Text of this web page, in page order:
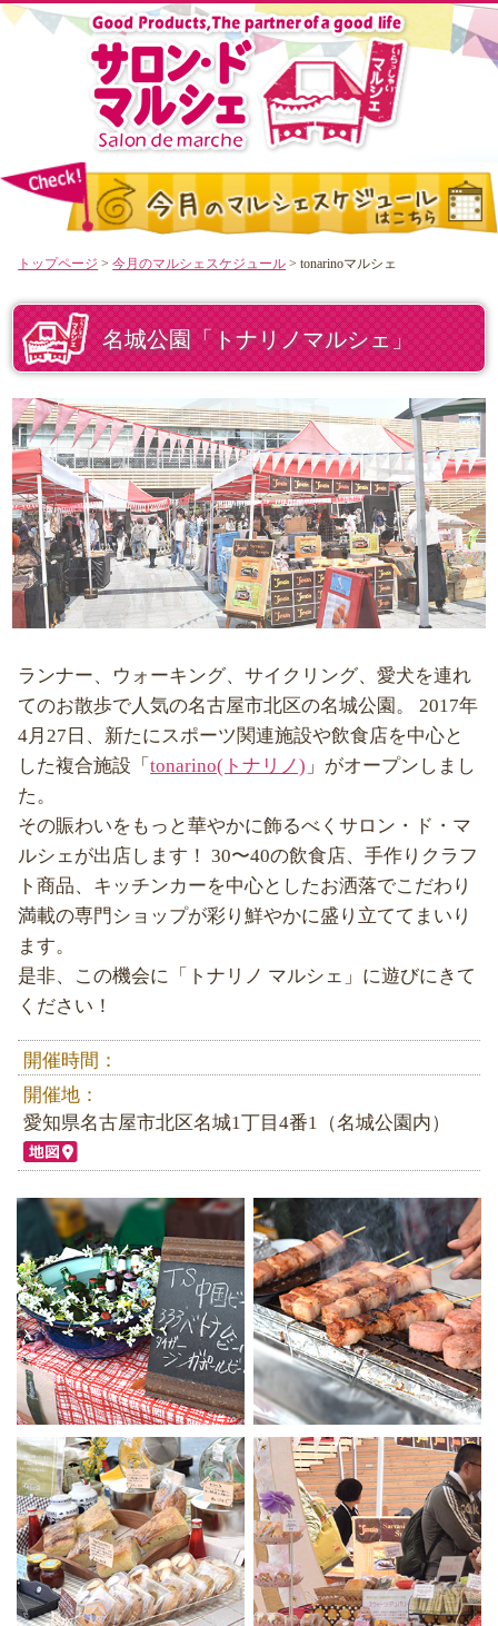
トップページ >今月のマルシェスケジュール > tonarinoマルシェ
名城公園「トナリノマルシェ」
ランナー、ウォーキング、サイクリング、愛犬を連れ
てのお散歩で人気の名古屋市北区の名城公園。 2017年
4月27日、新たにスポーツ関連施設や飲食店を中心と
した複合施設「tonarino(トナリノ) 」がオープンしまし
た。
その賑わいをもっと華やかに飾るべくサロン・ド・マ
ルシェが出店します！ 30〜40の飲食店、手作りクラフ
ト商品、キッチンカーを中心としたお洒落でこだわり
満載の専門ショップが彩り鮮やかに盛り立ててまいり
ます。
是非、この機会に「トナリノ マルシェ」に遊びにきて
ください！
開催時間：
開催地：
愛知県名古屋市北区名城1丁⽬4番1（名城公園内）